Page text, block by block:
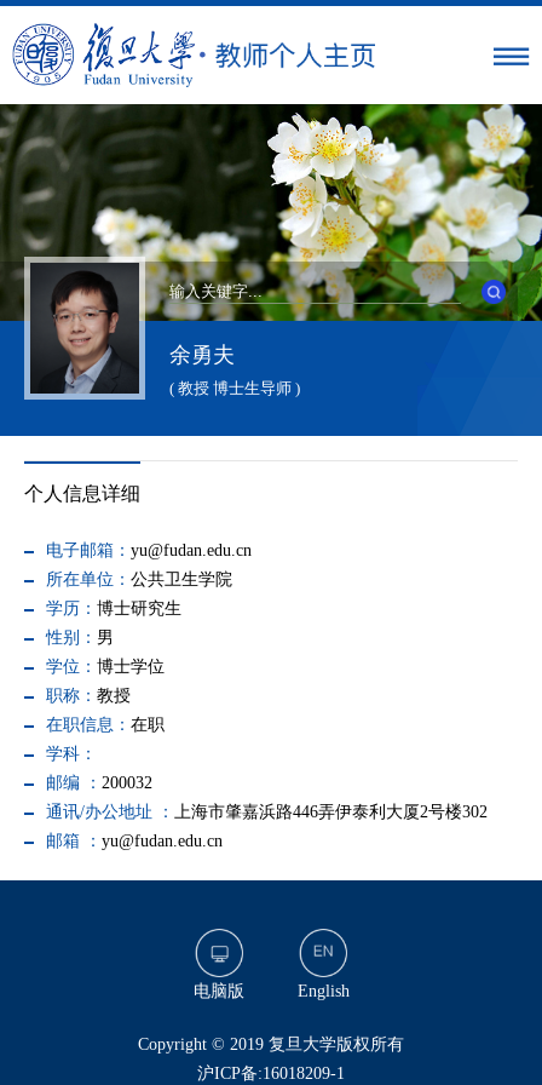
余勇夫
( 教授 博士生导师 )
个人信息详细
电子邮箱： yu@fudan.edu.cn
所在单位： 公共卫生学院
学历： 博士研究生
性别： 男
学位： 博士学位
职称： 教授
在职信息： 在职
学科：
邮编 ： 200032
通讯/办公地址 ： 上海市肇嘉浜路446弄伊泰利大厦2号楼302
邮箱 ： yu@fudan.edu.cn
电脑版 English
​Copyright © 2019 复旦大学版权所有
沪ICP备:16018209-1